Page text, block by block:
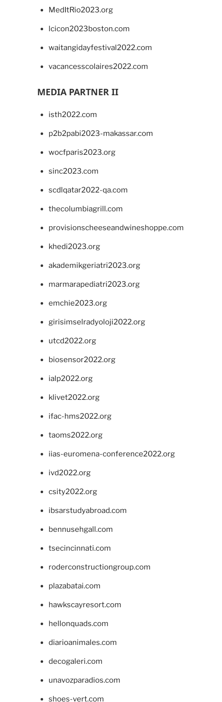
MedItRio2023.org
lcicon2023boston.com
waitangidayfestival2022.com
vacancesscolaires2022.com
MEDIA PARTNER II
isth2022.com
p2b2pabi2023-makassar.com
wocfparis2023.org
sinc2023.com
scdlqatar2022-qa.com
thecolumbiagrill.com
provisionscheeseandwineshoppe.com
khedi2023.org
akademikgeriatri2023.org
marmarapediatri2023.org
emchie2023.org
girisimselradyoloji2022.org
utcd2022.org
biosensor2022.org
ialp2022.org
klivet2022.org
ifac-hms2022.org
taoms2022.org
iias-euromena-conference2022.org
ivd2022.org
csity2022.org
ibsarstudyabroad.com
bennusehgall.com
tsecincinnati.com
roderconstructiongroup.com
plazabatai.com
hawkscayresort.com
hellonquads.com
diarioanimales.com
decogaleri.com
unavozparadios.com
shoes-vert.com